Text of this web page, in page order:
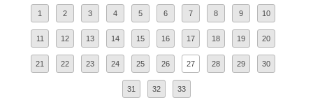
1 2 3 4 5 6 7 8 9 10
11 12 13 14 15 16 17 18 19 20
21 22 23 24 25 26 27 28 29 30
31 32 33